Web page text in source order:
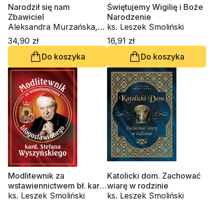
Narodził się nam
Zbawiciel
Aleksandra Murzańska,
ks. Leszek Smoliński
34,90 zł
Do koszyka
Świętujemy Wigilię i Boże
Narodzenie
ks. Leszek Smoliński
16,91 zł
Do koszyka
Modlitewnik za
wstawiennictwem bł. kard.
Stefana Wyszyńskiego
ks. Leszek Smoliński
Katolicki dom. Zachować
wiarę w rodzinie
ks. Leszek Smoliński